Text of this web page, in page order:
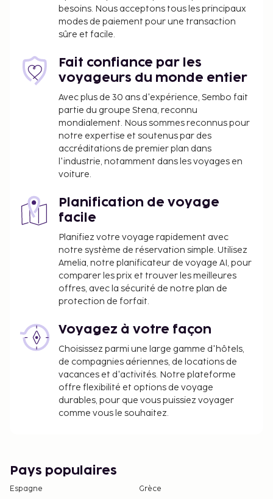
gratuit est disponible dans l'enceinte de
l'hébergement. Des massages vous attendent pour
des moments de pur bien-être et la détente est au
maison d'hôtes propose également l'accès Wi-Fi à
Internet gratuit, un service d'assistance pour les
visites touristiques ou l'achat de billets et une aire
de pique-nique. Lors de votre séjour dans cette
maison d'hôtes, vous pourrez prendre vos repas
dans votre chambre grâce au service d'étage. Dure
journée ? L'hébergement abrite 20 bars de plage,
idéal pour un moment de détente.
Tout départ tardif fait l’objet de frais
supplémentaires (sujet à disponibilité)
La liste ci-dessus peut ne pas être exhaustive. Les
frais et acomptes peuvent être mentionnés hors
taxe et sont soumis à modification.
Pour les massages, les réservations doivent être
effectuées en contactant cette maison d'hôtes
avant votre arrivée, au moyen des coordonnées
Seules les personnes enregistrées peuvent
accéder aux chambres.
Formalités d'arrivée sans contact et formalités
de départ sans contact disponibles.
besoins. Nous acceptons tous les principaux
modes de paiement pour une transaction
sûre et facile.
Fait confiance par les
voyageurs du monde entier
Avec plus de 30 ans d'expérience, Sembo fait
partie du groupe Stena, reconnu
mondialement. Nous sommes reconnus pour
notre expertise et soutenus par des
accréditations de premier plan dans
l'industrie, notamment dans les voyages en
voiture.
Planification de voyage
facile
Planifiez votre voyage rapidement avec
notre système de réservation simple. Utilisez
Amelia, notre planificateur de voyage AI, pour
comparer les prix et trouver les meilleures
offres, avec la sécurité de notre plan de
protection de forfait.
Voyagez à votre façon
Choisissez parmi une large gamme d'hôtels,
de compagnies aériennes, de locations de
vacances et d'activités. Notre plateforme
offre flexibilité et options de voyage
durables, pour que vous puissiez voyager
comme vous le souhaitez.
Pays populaires
Espagne
Grèce